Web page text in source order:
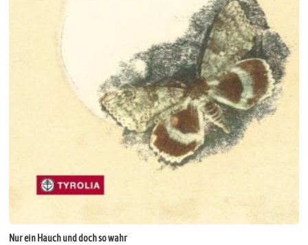
Nur ein Hauch und doch so wahr